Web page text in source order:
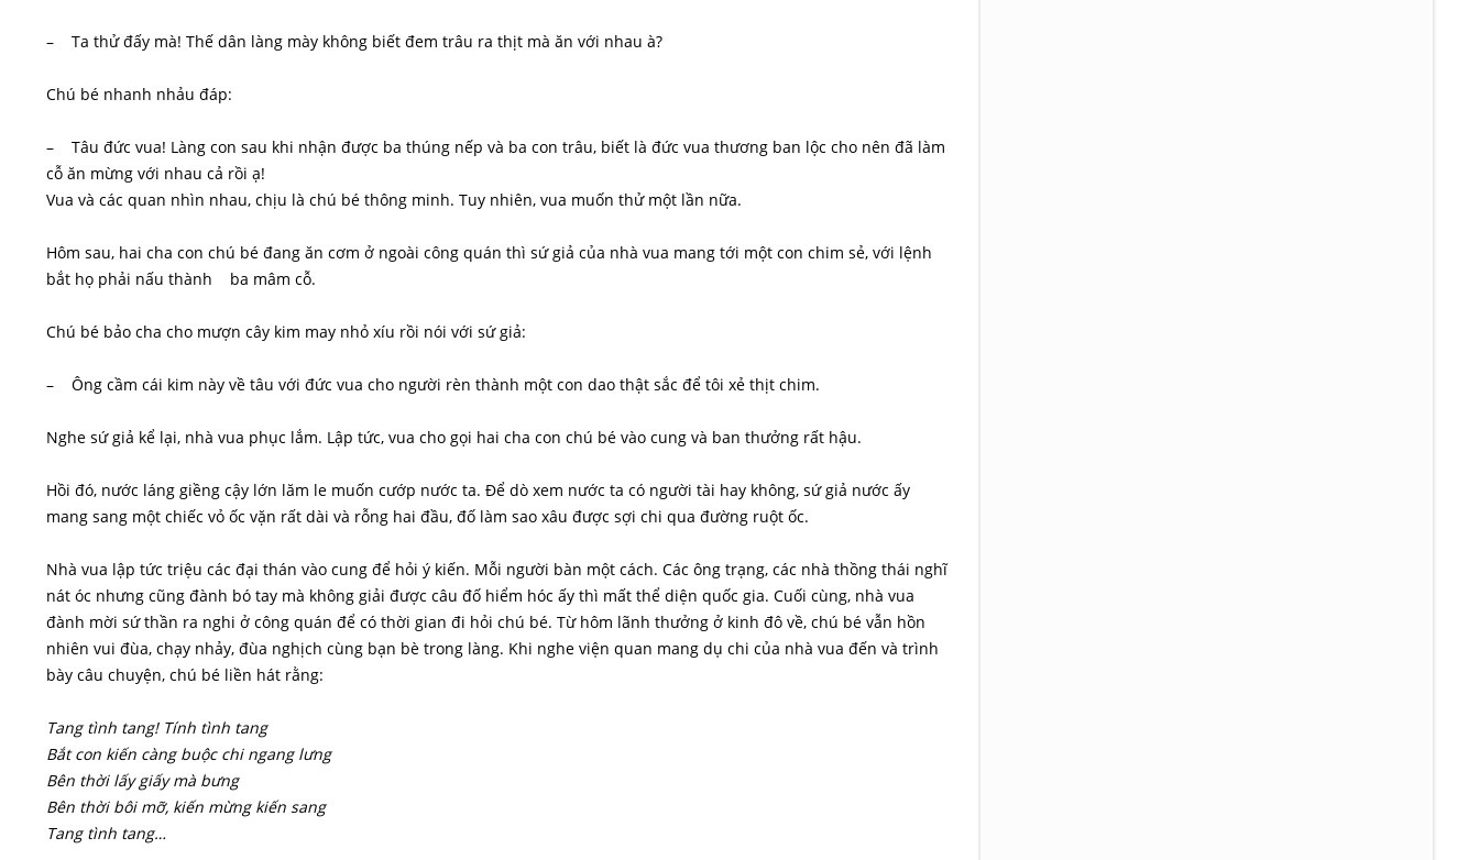
– Ta thử đấy mà! Thế dân làng mày không biết đem trâu ra thịt mà ăn với nhau à?
Chú bé nhanh nhảu đáp:
– Tâu đức vua! Làng con sau khi nhận được ba thúng nếp và ba con trâu, biết là đức vua thương ban lộc cho nên đã làm
cỗ ăn mừng với nhau cả rồi ạ!
Vua và các quan nhìn nhau, chịu là chú bé thông minh. Tuy nhiên, vua muốn thử một lần nữa.
Hôm sau, hai cha con chú bé đang ăn cơm ở ngoài công quán thì sứ giả của nhà vua mang tới một con chim sẻ, với lệnh
bắt họ phải nấu thành ba mâm cỗ.
Chú bé bảo cha cho mượn cây kim may nhỏ xíu rồi nói với sứ giả:
– Ông cầm cái kim này về tâu với đức vua cho người rèn thành một con dao thật sắc để tôi xẻ thịt chim.
Nghe sứ giả kể lại, nhà vua phục lắm. Lập tức, vua cho gọi hai cha con chú bé vào cung và ban thưởng rất hậu.
Hồi đó, nước láng giềng cậy lớn lăm le muốn cướp nước ta. Để dò xem nước ta có người tài hay không, sứ giả nước ấy
mang sang một chiếc vỏ ốc vặn rất dài và rỗng hai đầu, đố làm sao xâu được sợi chi qua đường ruột ốc.
Nhà vua lập tức triệu các đại thán vào cung để hỏi ý kiến. Mỗi người bàn một cách. Các ông trạng, các nhà thồng thái nghĩ
nát óc nhưng cũng đành bó tay mà không giải được câu đố hiểm hóc ấy thì mất thể diện quốc gia. Cuối cùng, nhà vua
đành mời sứ thần ra nghi ở công quán để có thời gian đi hỏi chú bé. Từ hôm lãnh thưởng ở kinh đô về, chú bé vẫn hồn
nhiên vui đùa, chạy nhảy, đùa nghịch cùng bạn bè trong làng. Khi nghe viện quan mang dụ chi của nhà vua đến và trình
bày câu chuyện, chú bé liền hát rằng:
Tang tình tang! Tính tình tang
Bắt con kiến càng buộc chi ngang lưng
Bên thời lấy giấy mà bưng
Bên thời bôi mỡ, kiến mừng kiến sang
Tang tình tang…